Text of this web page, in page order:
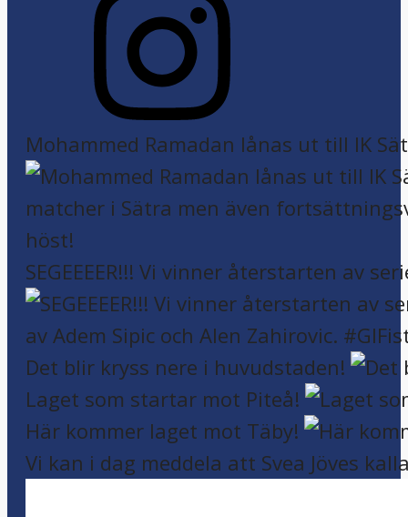
Mohammed Ramadan lånas ut till IK
SEGEEEER!!! Vi vinner återstarten av
Det blir kryss nere i huvudstaden!
Laget som startar mot Piteå!
Här kommer laget mot Täby!
Vi kan i dag meddela att Svea Jöves